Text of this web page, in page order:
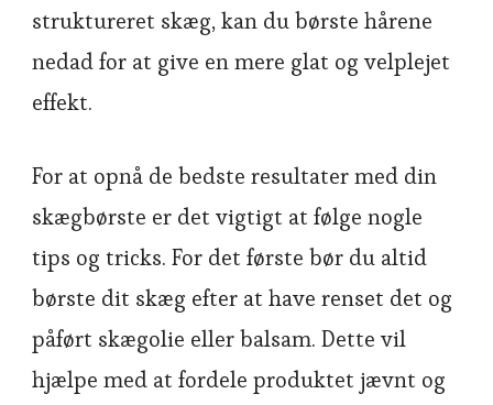
struktureret skæg, kan du børste hårene
nedad for at give en mere glat og velplejet
effekt.
For at opnå de bedste resultater med din
skægbørste er det vigtigt at følge nogle
tips og tricks. For det første bør du altid
børste dit skæg efter at have renset det og
påført skægolie eller balsam. Dette vil
hjælpe med at fordele produktet jævnt og